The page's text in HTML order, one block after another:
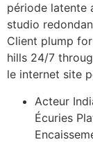
période latente
studio
Client plump
hills 24/7
le internet site
Acteur
Écuries